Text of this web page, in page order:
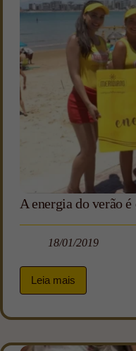
A energia do verão é
18/01/2019
Leia mais